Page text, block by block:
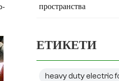
пространства
ЕТИКЕТИ
heavy duty electric